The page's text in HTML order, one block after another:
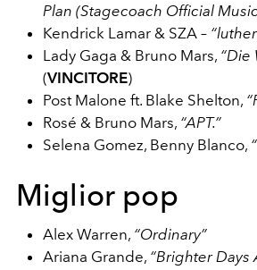
Plan (Stagecoach Official
Kendrick Lamar & SZA –
Lady Gaga & Bruno Mars, “Die
(VINCITORE)
Post Malone ft. Blake Shelton,
Rosé & Bruno Mars, “APT.”
Selena Gomez, Benny Blanco,
Miglior pop
Alex Warren, “Ordinary”
Ariana Grande, “Brighter Days